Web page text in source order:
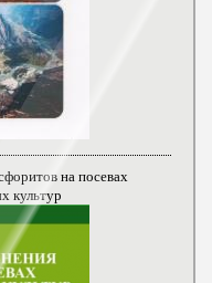
на посевах
культур